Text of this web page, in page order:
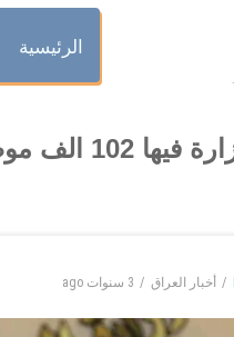
الرئيسية
أخبار العراق 3 سنوات ago